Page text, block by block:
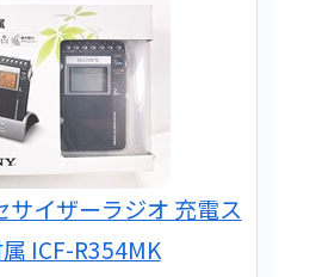
サイザーラジオ 充電ス
ICF-R354MK